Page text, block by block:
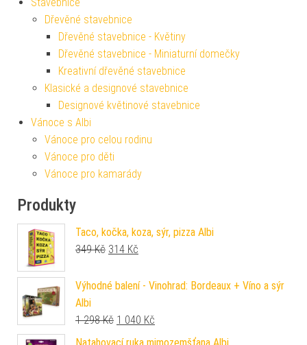
Dřevěné stavebnice
Dřevěné stavebnice - Květiny
Dřevěné stavebnice - Miniaturní domečky
Kreativní dřevěné stavebnice
Klasické a designové stavebnice
Designové květinové stavebnice
Vánoce s Albi
Vánoce pro celou rodinu
Vánoce pro děti
Vánoce pro kamarády
Produkty
Taco, kočka, koza, sýr, pizza Albi
349Kč Původní cena byla: 349 Kč.
314 Kč
Výhodné balení - Vinohrad: Bordeaux + Víno a sýr
Albi
1 298Kč Původní cena byla: 1 298 Kč.
1 040 Kč